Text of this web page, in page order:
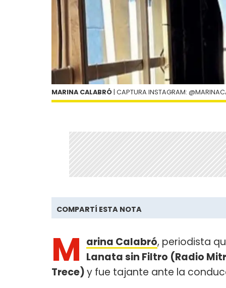
MARINA CALABRÓ | CAPTURA INSTAGRAM:
COMPARTÍ ESTA NOTA
M arina Calabró, periodista
Lanata sin Filtro (Radio
Trece)y fue tajante ante la